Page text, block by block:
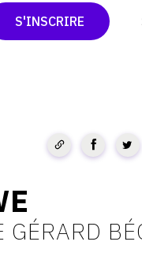
S'INSCRIRE
TWITTER
PINTEREST